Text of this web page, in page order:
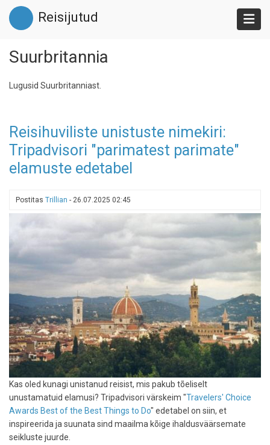
Liigu
edasi
põhisisu
Reisijutud
Suurbritannia
Lugusid Suurbritanniast.
Reisihuviliste unistuste nimekiri:
Tripadvisori "parimatest parimate"
elamuste edetabel
Postitas Trillian - 26.07.2025 02:45
Kas oled kunagi unistanud reisist, mis pakub tõeliselt
unustamatuid elamusi? Tripadvisori värskeim "Travelers' Choice
Awards Best of the Best Things to Do" edetabel on siin, et
inspireerida ja suunata sind maailma kõige ihaldusväärsemate
seikluste juurde.